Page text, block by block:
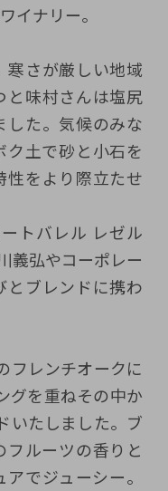
イナリー。
寒さが厳しい地域
と味村さんは塩尻
した。気候のみな
ク土で砂と小石を
性をより際立たせ
トバレル レゼル
義弘やコーポレー
とブレンドに携わ
フレンチオークに
グを重ねその中か
いたしました。ブ
フルーツの香りと
でジューシー。